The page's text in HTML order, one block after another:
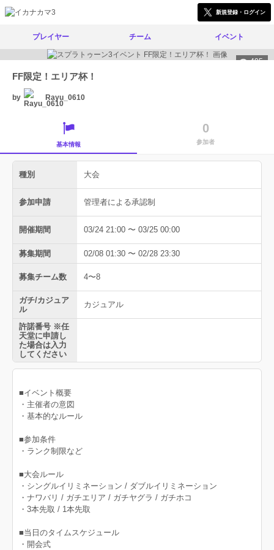
新規登録・ログイン
プレイヤー チーム イベント
495
FF限定！エリア杯！
by Rayu_0610
基本情報
0
参加者
種別 大会
参加申請 管理者による承認制
開催期間 03/24 21:00 〜 03/25 00:00
募集期間 02/08 01:30 〜 02/28 23:30
募集チーム数 4〜8
ガチ/カジュア
ル
カジュアル
許諾番号 ※任
天堂に申請し
た場合は入力
してください
■イベント概要
・主催者の意図
・基本的なルール
■参加条件
・ランク制限など
■大会ルール
・シングルイリミネーション / ダブルイリミネーション
・ナワバリ / ガチエリア / ガチヤグラ / ガチホコ
・3本先取 / 1本先取
■当日のタイムスケジュール
・開会式